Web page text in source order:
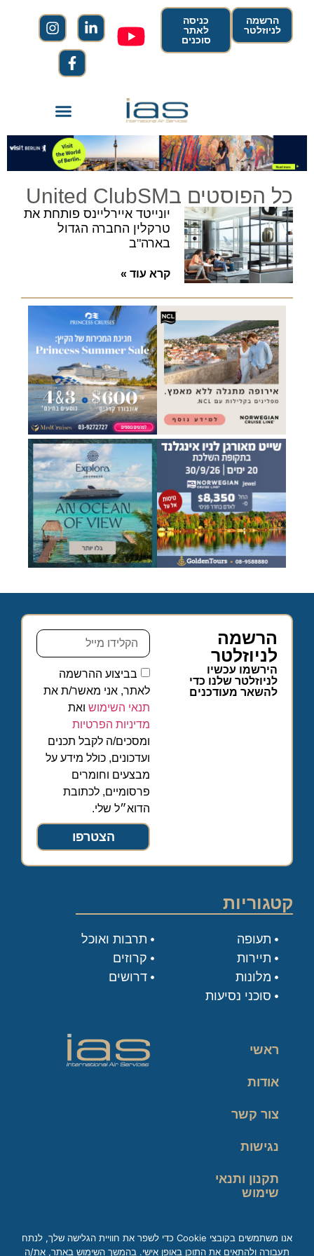
הרשמה
לניוזלטר
כניסה
לאתר
סוכנים
כל הפוסטים בUnited ClubSM
יונייטד איירליינס פותחת את
טרקלין החברה הגדול
בארה"ב
קרא עוד »
הרשמה
לניוזלטר
הירשמו עכשיו
לניוזלטר שלנו כדי
להשאר מעודכנים
בביצוע ההרשמה
לאתר, אני מאשר/ת את
תנאי השימוש ואת
מדיניות הפרטיות
ומסכים/ה לקבל תכנים
ועדכונים, כולל מידע על
מבצעים וחומרים
פרסומיים, לכתובת
הדוא״ל שלי.
הצטרפו
קטגוריות
תעופה
תיירות
מלונות
סוכני נסיעות
תרבות ואוכל
קרוזים
דרושים
ראשי
אודות
צור קשר
נגישות
תקנון ותנאי
שימוש
אנו משתמשים בקובצי Cookie כדי לשפר את חוויית הגלישה שלך, לנתח
תעבורה ולהתאים את התוכן באופן אישי. בהמשך השימוש באתר, את/ה